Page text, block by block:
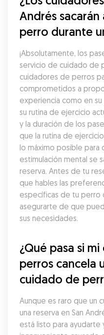
Andrés sacarán
perro durante
¡Absolutamente, los
servicio de cuidado de
cuidadores de perros
comprometidos a
experiencia como en
su rutina de ejercicio
y la duración de los
que la rutina de
lo máximo posible para
estimulación mental se
reserva. Antes de tu
que hables las
específicas de tu perro
asegurarte de que
sus necesidades.
¿Qué pasa si
perros cancela
cuidado de
Aunque es raro que un
una reserva en San
está listo para ayudarte